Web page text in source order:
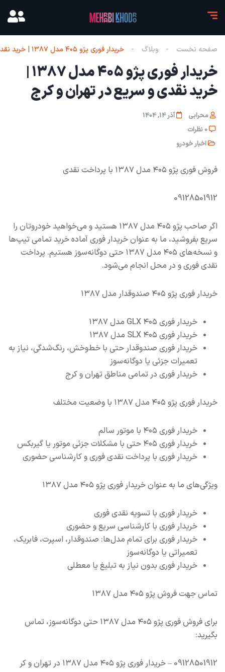
صفحه نخست وبلاگ خریدار فوری پژو ۴۰۵ مدل ۱۳۸۷ | خرید نقدی و سریع در تهران و کرج
خریدار فوری پژو ۴۰۵ مدل ۱۳۸۷ |
خرید نقدی و سریع در تهران و کرج
محرابی
آذر 14, 1404
0 نظرات
اخبار خودرو
فروش فوری پژو ۴۰۵ مدل ۱۳۸۷ با پرداخت نقدی
09128501912
اگر صاحب پژو ۴۰۵ مدل ۱۳۸۷ هستید و می‌خواهید خودروتان را
سریع بفروشید، ما به عنوان خریدار فوری آماده خرید تمامی تیپ‌ها
و نسخه‌های ۴۰۵ مدل ۱۳۸۷ حتی دوگانه‌سوز هستیم. پرداخت
نقدی فوری و در محل انجام می‌شود.
خریدار فوری پژو ۴۰۵ صندوقدار مدل ۱۳۸۷
خریدار فوری ۴۰۵ GLX مدل ۱۳۸۷
خریدار فوری ۴۰۵ SLX مدل ۱۳۸۷
خریدار فوری صندوقدار حتی با خط‌وخش، رنگ‌شدگی، نیاز به
تعمیرات جزئی یا دوگانه‌سوز
خریدار فوری در تمامی مناطق تهران و کرج
خریدار فوری پژو ۴۰۵ مدل ۱۳۸۷ با وضعیت مختلف
خریدار فوری ۴۰۵ با موتور سالم
خریدار فوری ۴۰۵ حتی با مشکلات جزئی موتور یا گیربکس
خریدار فوری با پرداخت نقدی فوری و کارشناسی حضوری
ویژگی‌های ما به عنوان خریدار فوری پژو ۴۰۵ مدل ۱۳۸۷
خریدار فوری با تسویه نقدی فوری
خریدار فوری با کارشناسی سریع و حضوری
خریدار فوری برای تمام مدل‌ها: صندوقدار، اسپرت، فابریک،
تعمیراتی یا دوگانه‌سوز
خریدار فوری بدون نیاز به تبلیغ یا معطلی
تماس جهت فروش پژو ۴۰۵ مدل ۱۳۸۷
برای فروش فوری پژو ۴۰۵ مدل ۱۳۸۷ حتی دوگانه‌سوز، تماس
بگیرید:
09128501912 – خریدار فوری پژو ۴۰۵ مدل ۱۳۸۷ در تهران و کر